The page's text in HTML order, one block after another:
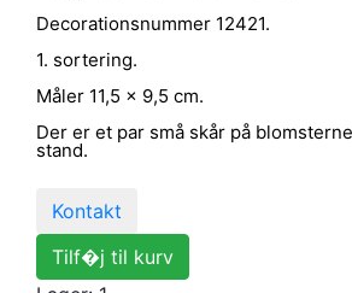
Decorationsnummer 12421.
1. sortering.
Måler 11,5 x 9,5 cm.
Der er et par små skår på
stand.
Kontakt
Tilf�j til kurv